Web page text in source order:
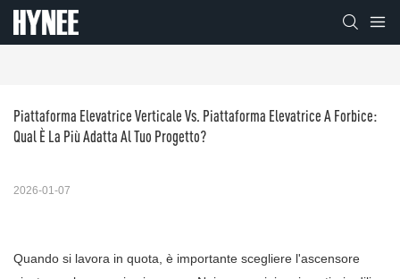
Piattaforma Elevatrice Verticale Vs. Piattaforma Elevatrice A Forbice:
Qual È La Più Adatta Al Tuo Progetto?
2026-01-07
Quando si lavora in quota, è importante scegliere l'ascensore